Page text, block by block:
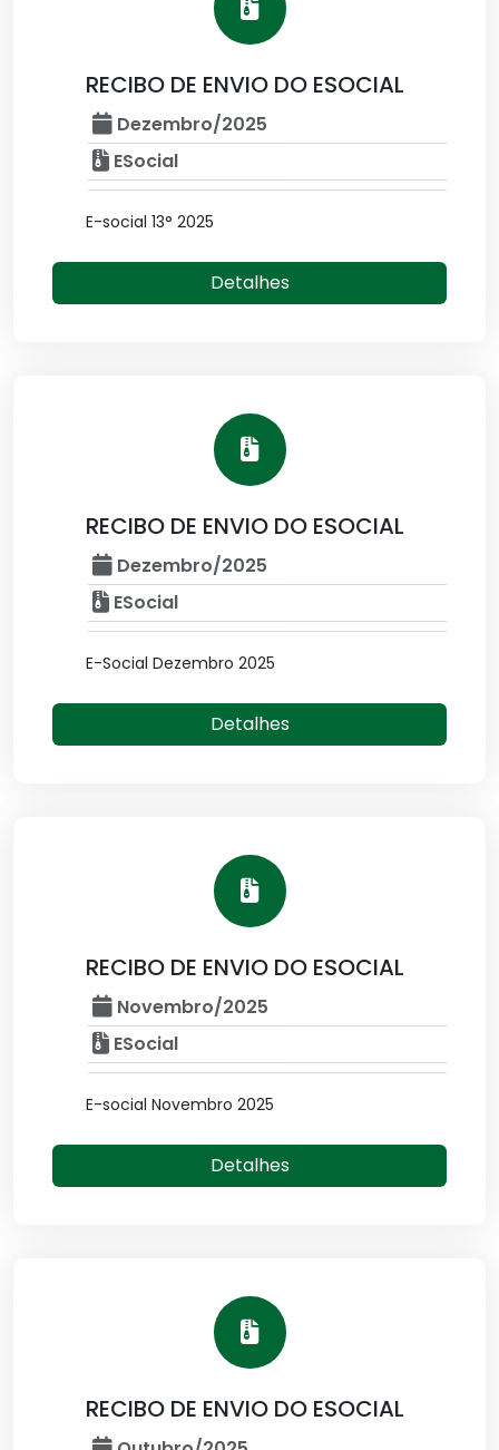
RECIBO DE ENVIO DO ESOCIAL
Dezembro/2025
ESocial
E-social 13° 2025
Detalhes
RECIBO DE ENVIO DO ESOCIAL
Dezembro/2025
ESocial
E-Social Dezembro 2025
Detalhes
RECIBO DE ENVIO DO ESOCIAL
Novembro/2025
ESocial
E-social Novembro 2025
Detalhes
RECIBO DE ENVIO DO ESOCIAL